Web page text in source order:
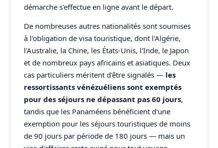
démarche s'effectue en ligne avant le départ.
De nombreuses autres nationalités sont soumises
à l'obligation de visa touristique, dont l'Algérie,
l'Australie, la Chine, les États-Unis, l'Inde, le Japon
et de nombreux pays africains et asiatiques. Deux
cas particuliers méritent d'être signalés — les
ressortissants vénézuéliens sont exemptés
pour des séjours ne dépassant pas 60 jours,
tandis que les Panaméens bénéficient d'une
exemption pour les séjours touristiques de moins
de 90 jours par période de 180 jours — mais un